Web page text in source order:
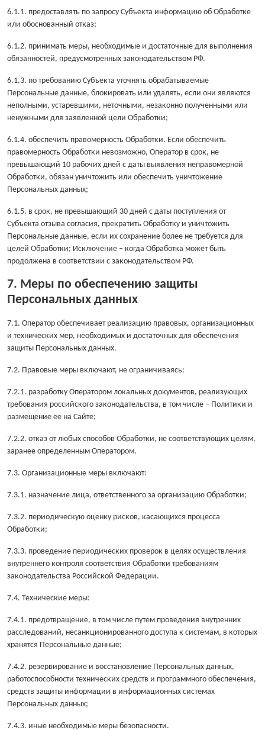
6.1.1. предоставлять по запросу Субъекта информацию об Обработке
или обоснованный отказ;
6.1.2. принимать меры, необходимые и достаточные для выполнения
обязанностей, предусмотренных законодательством РФ.
6.1.3. по требованию Субъекта уточнять обрабатываемые
Персональные данные, блокировать или удалять, если они являются
неполными, устаревшими, неточными, незаконно полученными или
ненужными для заявленной цели Обработки;
6.1.4. обеспечить правомерность Обработки. Если обеспечить
правомерность Обработки невозможно, Оператор в срок, не
превышающий 10 рабочих дней с даты выявления неправомерной
Обработки, обязан уничтожить или обеспечить уничтожение
Персональных данных;
6.1.5. в срок, не превышающий 30 дней с даты поступления от
Субъекта отзыва согласия, прекратить Обработку и уничтожить
Персональные данные, если их сохранение более не требуется для
целей Обработки; Исключение – когда Обработка может быть
продолжена в соответствии с законодательством РФ.
7. Меры по обеспечению защиты
Персональных данных
7.1. Оператор обеспечивает реализацию правовых, организационных
и технических мер, необходимых и достаточных для обеспечения
защиты Персональных данных.
7.2. Правовые меры включают, не ограничиваясь:
7.2.1. разработку Оператором локальных документов, реализующих
требования российского законодательства, в том числе – Политики и
размещение ее на Сайте;
7.2.2. отказ от любых способов Обработки, не соответствующих целям,
заранее определенным Оператором.
7.3. Организационные меры включают:
7.3.1. назначение лица, ответственного за организацию Обработки;
7.3.2. периодическую оценку рисков, касающихся процесса
Обработки;
7.3.3. проведение периодических проверок в целях осуществления
внутреннего контроля соответствия Обработки требованиям
законодательства Российской Федерации.
7.4. Технические меры:
7.4.1. предотвращение, в том числе путем проведения внутренних
расследований, несанкционированного доступа к системам, в которых
хранятся Персональные данные;
7.4.2. резервирование и восстановление Персональных данных,
работоспособности технических средств и программного обеспечения,
средств защиты информации в информационных системах
Персональных данных;
7.4.3. иные необходимые меры безопасности.